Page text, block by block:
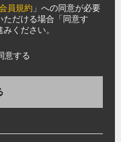
員規約 」への同意が必要
だける場合「同意す
ください。
意する